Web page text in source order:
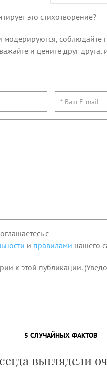
это стихотворение?
соблюдайте
и цените друг друга,
с
и правилами нашего
к этой публикации.
5 СЛУЧАЙНЫХ ФАКТОВ
выглядели